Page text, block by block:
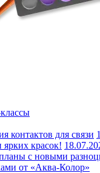
контактов для связи
красок!
с новыми
от «Аква-Колор»